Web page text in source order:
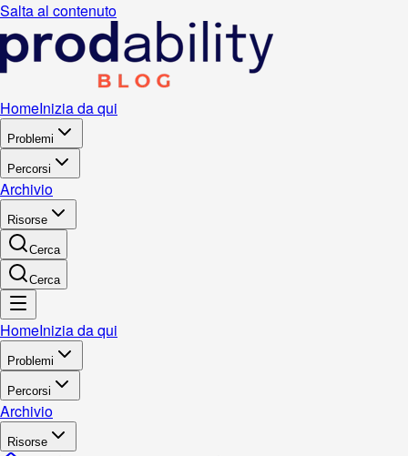
Salta al contenuto
HomeInizia da qui
Problemi
Percorsi
Archivio
Risorse
Cerca
Cerca
HomeInizia da qui
Problemi
Percorsi
Archivio
Risorse